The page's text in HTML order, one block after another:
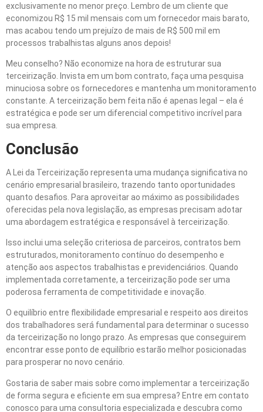
exclusivamente no menor preço. Lembro de um cliente que
economizou R$ 15 mil mensais com um fornecedor mais barato,
mas acabou tendo um prejuízo de mais de R$ 500 mil em
processos trabalhistas alguns anos depois!
Meu conselho? Não economize na hora de estruturar sua
terceirização. Invista em um bom contrato, faça uma pesquisa
minuciosa sobre os fornecedores e mantenha um monitoramento
constante. A terceirização bem feita não é apenas legal – ela é
estratégica e pode ser um diferencial competitivo incrível para
sua empresa.
Conclusão
A Lei da Terceirização representa uma mudança significativa no
cenário empresarial brasileiro, trazendo tanto oportunidades
quanto desafios. Para aproveitar ao máximo as possibilidades
oferecidas pela nova legislação, as empresas precisam adotar
uma abordagem estratégica e responsável à terceirização.
Isso inclui uma seleção criteriosa de parceiros, contratos bem
estruturados, monitoramento contínuo do desempenho e
atenção aos aspectos trabalhistas e previdenciários. Quando
implementada corretamente, a terceirização pode ser uma
poderosa ferramenta de competitividade e inovação.
O equilíbrio entre flexibilidade empresarial e respeito aos direitos
dos trabalhadores será fundamental para determinar o sucesso
da terceirização no longo prazo. As empresas que conseguirem
encontrar esse ponto de equilíbrio estarão melhor posicionadas
para prosperar no novo cenário.
Gostaria de saber mais sobre como implementar a terceirização
de forma segura e eficiente em sua empresa? Entre em contato
conosco para uma consultoria especializada e descubra como